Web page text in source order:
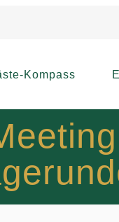
Kompass